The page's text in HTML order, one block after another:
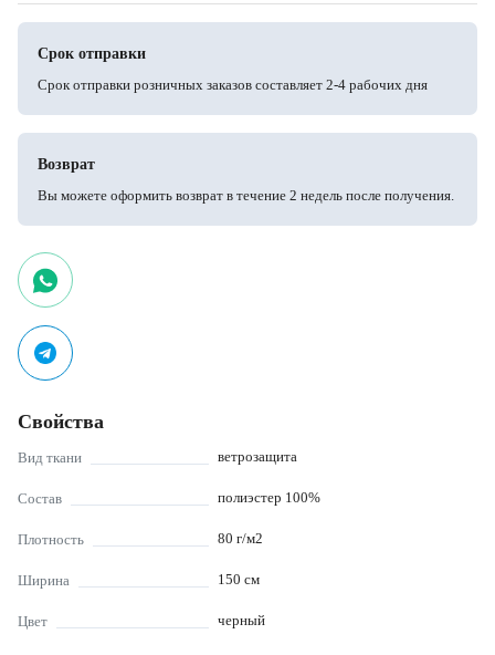
Срок отправки
Срок отправки розничных заказов составляет 2-4 рабочих дня
Возврат
Вы можете оформить возврат в течение 2 недель после получения.
Свойства
Вид ткани ветрозащита
Состав полиэстер 100%
Плотность 80 г/м2
Ширина 150 см
Цвет черный